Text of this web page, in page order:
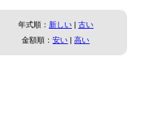
年式順： 新しい| 古い
金額順：安い |高い